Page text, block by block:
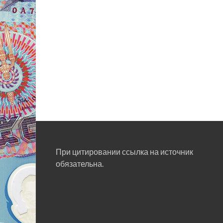
При цитировании ссылка на источник
обязательна.